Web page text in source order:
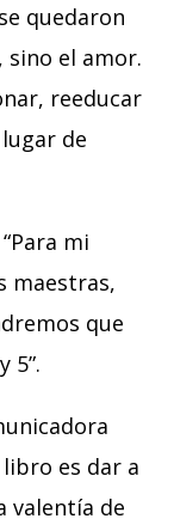
quedaron
sino el amor.
reeducar
de
mi
maestras,
que
5”.
es dar a
valentía de